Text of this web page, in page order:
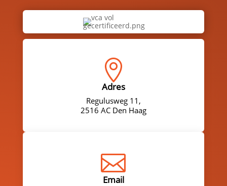

Adres
Regulusweg 11,
2516 AC Den Haag

Email